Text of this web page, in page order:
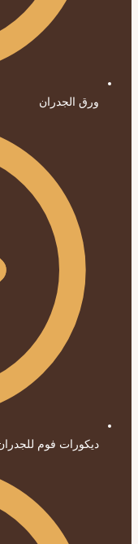
ورق الجدران
ديكورات فوم